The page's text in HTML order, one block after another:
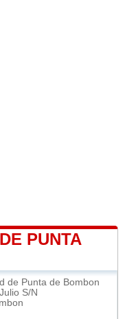
PUNTA
de Punta de Bombon
S/N